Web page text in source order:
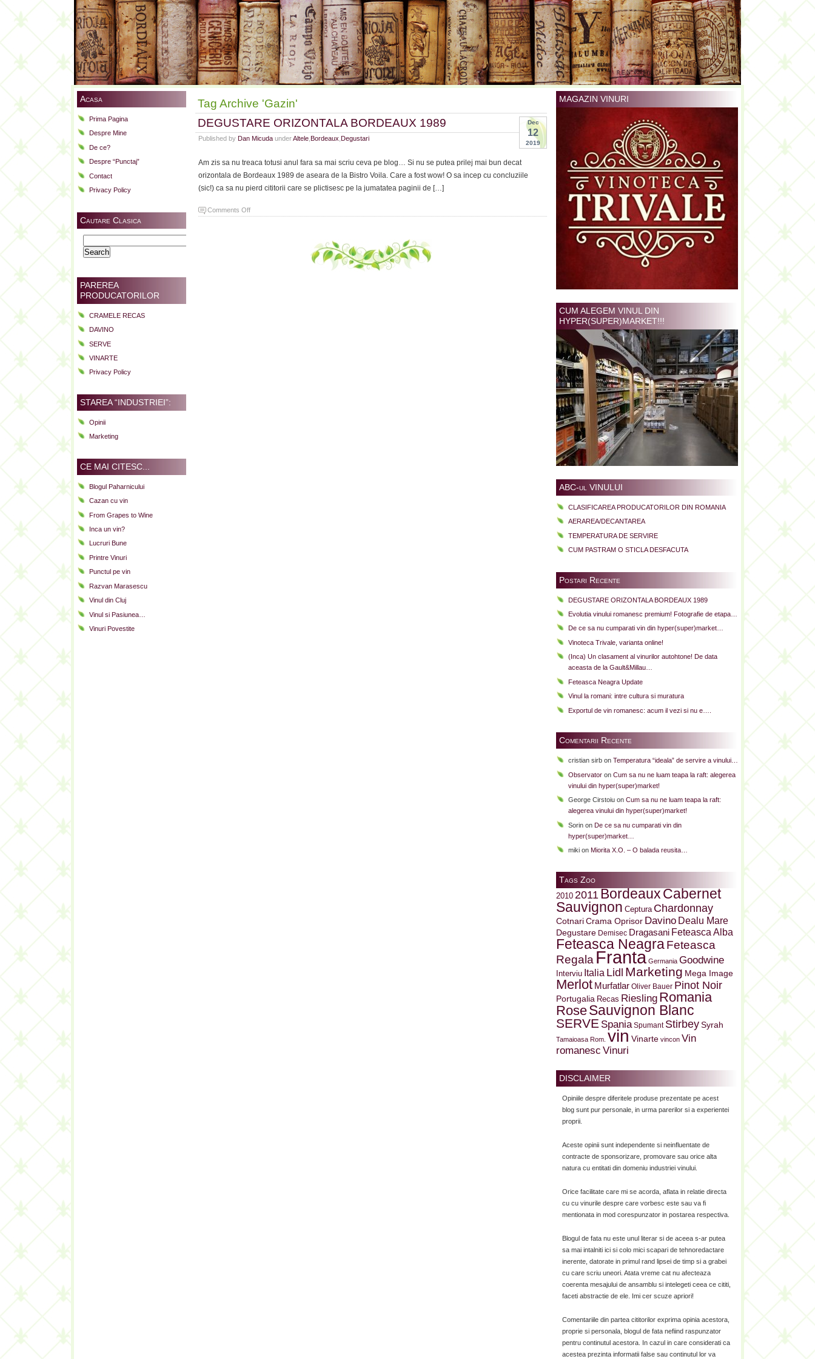
Acasa
Prima Pagina
Despre Mine
De ce?
Despre “Punctaj”
Contact
Privacy Policy
Cautare Clasica
for:
PAREREA
PRODUCATORILOR
CRAMELE RECAS
DAVINO
SERVE
VINARTE
Privacy Policy
STAREA “INDUSTRIEI”:
Opinii
Marketing
CE MAI CITESC...
Blogul Paharnicului
Cazan cu vin
From Grapes to Wine
Inca un vin?
Lucruri Bune
Printre Vinuri
Punctul pe vin
Razvan Marasescu
Vinul din Cluj
Vinul si Pasiunea…
Vinuri Povestite
Tag Archive 'Gazin'
Dec
12
2019
DEGUSTARE ORIZONTALA BORDEAUX 1989
Published by Dan Micuda underAltele Bordeaux Degustari
Am zis sa nu treaca totusi anul fara sa mai scriu ceva pe blog… Si nu se putea prilej mai bun decat
orizontala de Bordeaux 1989 de aseara de la Bistro Voila. Care a fost wow! O sa incep cu concluziile
(sic!) ca sa nu pierd cititorii care se plictisesc pe la jumatatea paginii de […]
Comments Offon
MAGAZIN VINURI
CUM ALEGEM VINUL DIN
HYPER(SUPER)MARKET!!!
ABC-ul VINULUI
CLASIFICAREA PRODUCATORILOR DIN ROMANIA
AERAREA/DECANTAREA
TEMPERATURA DE SERVIRE
CUM PASTRAM O STICLA DESFACUTA
Postari Recente
DEGUSTARE ORIZONTALA BORDEAUX 1989
Evolutia vinului romanesc premium! Fotografie de etapa…
De ce sa nu cumparati vin din hyper(super)market…
Vinoteca Trivale, varianta online!
(Inca) Un clasament al vinurilor autohtone! De data
aceasta de la Gault&Millau…
Feteasca Neagra Update
Vinul la romani: intre cultura si muratura
Exportul de vin romanesc: acum il vezi si nu e….
Comentarii Recente
cristian sirb on Temperatura “ideala” de servire a vinului…
Observator on Cum sa nu ne luam teapa la raft: alegerea
vinului din hyper(super)market!
George Cirstoiu on Cum sa nu ne luam teapa la raft:
alegerea vinului din hyper(super)market!
Sorin on De ce sa nu cumparati vin din
hyper(super)market…
miki on Miorita X.O. – O balada reusita…
Tags Zoo
2010 2011 BordeauxCabernet
Sauvignon Ceptura Chardonnay
Cotnari Crama Oprisor Davino Dealu Mare
Degustare Demisec Dragasani Feteasca Alba
Feteasca NeagraFeteasca
Regala Franta Germania Goodwine
Interviu Italia Lidl Marketing Mega Image
Merlot Murfatlar Oliver Bauer Pinot Noir
Portugalia Recas Riesling Romania
RoseSauvignon Blanc
SERVE Spania Spumant Stirbey Syrah
Tamaioasa Rom. vin Vinarte vincon Vin
romanesc Vinuri
DISCLAIMER
Opiniile despre diferitele produse prezentate pe acest
blog sunt pur personale, in urma parerilor si a experientei
proprii.
Aceste opinii sunt independente si neinfluentate de
contracte de sponsorizare, promovare sau orice alta
natura cu entitati din domeniu industriei vinului.
Orice facilitate care mi se acorda, aflata in relatie directa
cu cu vinurile despre care vorbesc este sau va fi
mentionata in mod corespunzator in postarea respectiva.
Blogul de fata nu este unul literar si de aceea s-ar putea
sa mai intalniti ici si colo mici scapari de tehnoredactare
inerente, datorate in primul rand lipsei de timp si a grabei
cu care scriu uneori. Atata vreme cat nu afecteaza
coerenta mesajului de ansamblu si intelegeti ceea ce cititi,
faceti abstractie de ele. Imi cer scuze apriori!
Comentariile din partea cititorilor exprima opinia acestora,
proprie si personala, blogul de fata nefiind raspunzator
pentru continutul acestora. In cazul in care considerati ca
acestea prezinta informatii false sau continutul lor va